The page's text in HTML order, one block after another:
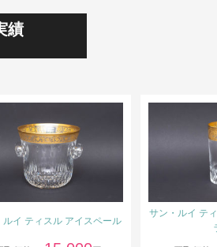
績
ルイ ティスル アイスペール
サン・ルイ テ